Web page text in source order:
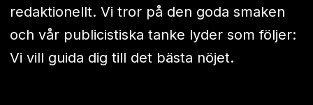
redaktionellt. Vi tror på den goda smaken
och vår publicistiska tanke lyder som följer:
Vi vill guida dig till det bästa nöjet.